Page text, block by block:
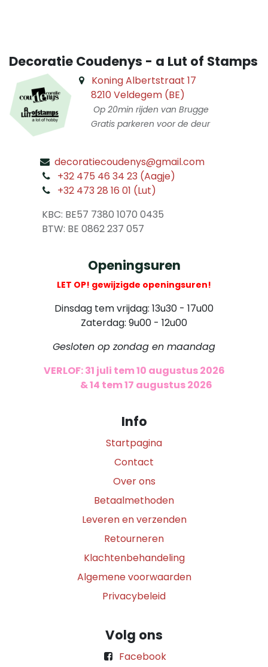
Decoratie Coudenys - a Lut of Stamps
Koning Albertstraat 17
8210 Veldegem (BE)
Op 20min rijden van Brugge
Gratis parkeren voor de deur
decoratiecoudenys@gmail.com
+32 475 46 34 23 (Aagje)
+32 473 28 16 01 (Lut)
KBC: BE57 7380 1070 0435
​ BTW: BE 0862 237 057
Openingsuren
LET OP! gewijzigde openingsuren!
Dinsdag tem vrijdag: 13u30 - 17u00
Zaterdag: 9u00 - 12u00
Gesloten op zondag en maandag
VERLOF: 31 juli tem 10 augustus 2026
& 14 tem 17 augustus 2026
Info
Startpagina
Contact
Over ons
Betaalmethoden
Leveren en verzenden
Retourneren
Klachtenbehandeling
Algemene voorwaarden
Privacybeleid
Volg ons
Facebook